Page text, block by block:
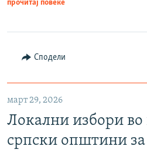
прочитај повеќе
Сподели
март 29, 2026
Локални избори во
српски општини